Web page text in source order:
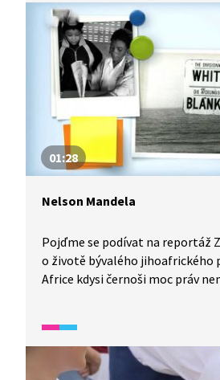
zavřeli několik muzikantů jen
v písničkách zpívali neslušná
zakázali otištění Charty v
novinách.
01:28
Nelson Mandela
Pojďme se podívat na reportáž
o životě bývalého jihoafrického
Africe kdysi černoši moc práv
vystudoval práva a snažil se tyto
Bojoval za práva černochů,
strávil ve vězení a stal se